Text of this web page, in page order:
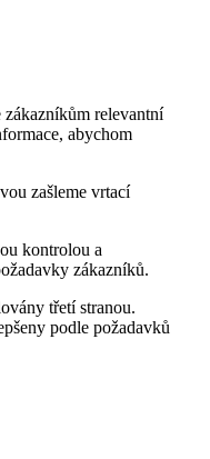
1. Budeme věnovat
našich zákazníků.
2. Ve prospěch našich
Pokud je třeba produkt
dodací lhůta se prodlužuje.